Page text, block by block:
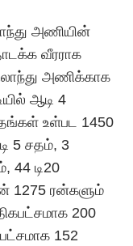
அணியின்
வீரராக
அணிக்காக
ஆடி 4
உள்பட 1450
5 சதம், 3
44 டி20
1275 ரன்களும்
200
152